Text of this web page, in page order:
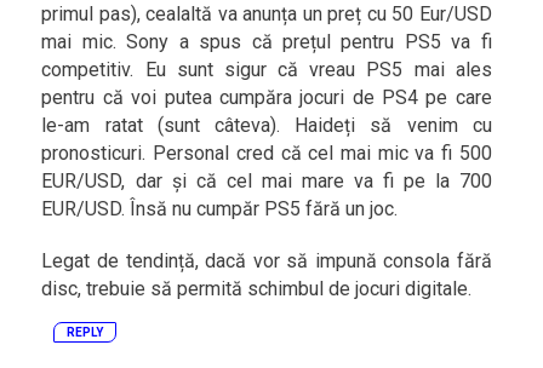
primul pas), cealaltă va anunța un preț cu 50 Eur/USD
mai mic. Sony a spus că prețul pentru PS5 va fi
competitiv. Eu sunt sigur că vreau PS5 mai ales
pentru că voi putea cumpăra jocuri de PS4 pe care
le-am ratat (sunt câteva). Haideți să venim cu
pronosticuri. Personal cred că cel mai mic va fi 500
EUR/USD, dar și că cel mai mare va fi pe la 700
EUR/USD. Însă nu cumpăr PS5 fără un joc.
Legat de tendință, dacă vor să impună consola fără
disc, trebuie să permită schimbul de jocuri digitale.
REPLY